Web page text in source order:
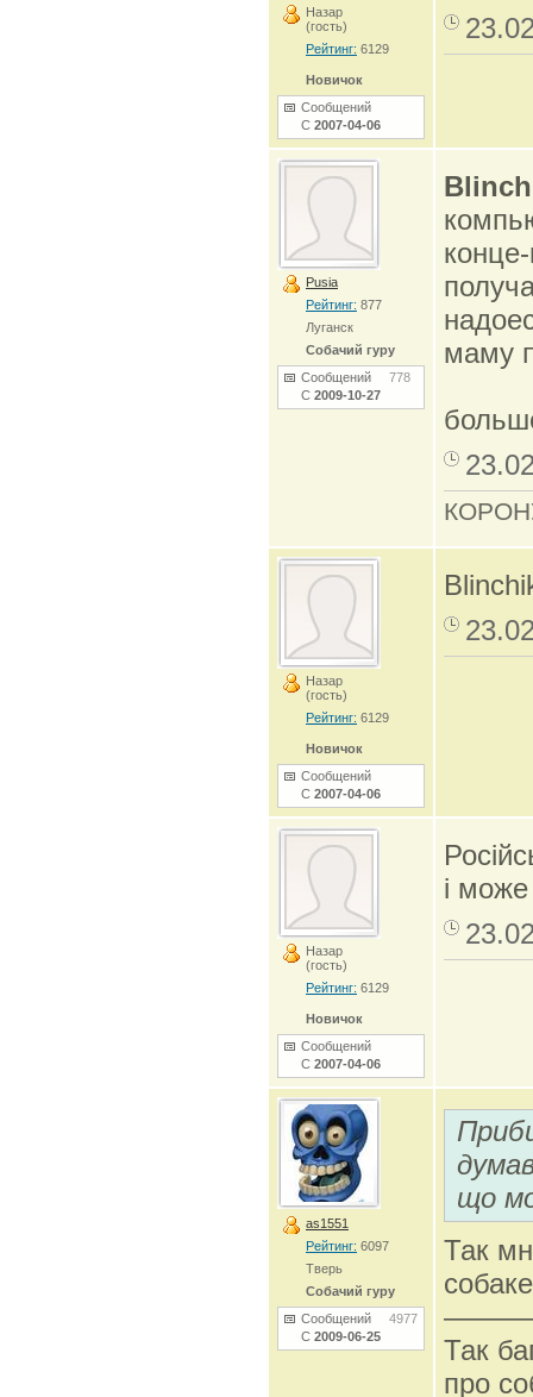
Назар
(гость)
Рейтинг: 6129
Новичок
Сообщений
С 2007-04-06
Pusia
Рейтинг: 877
Луганск
Собачий гуру
Сообщений 778
С 2009-10-27
маму
Назар
(гость)
Рейтинг: 6129
Новичок
Сообщений
С 2007-04-06
Назар
(гость)
Рейтинг: 6129
Новичок
Сообщений
С 2007-04-06
і
as1551
Рейтинг: 6097
Тверь
Собачий гуру
Сообщений 4977
С 2009-06-25
що
Так
Так
про